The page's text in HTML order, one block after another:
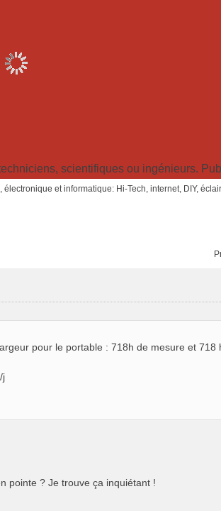
scientifiques ou ingénieurs.
électronique et informatique: Hi-Tech, internet, DIY,
pour le portable : 718h de mesure et 718
j
pointe ? Je trouve ça inquiétant !